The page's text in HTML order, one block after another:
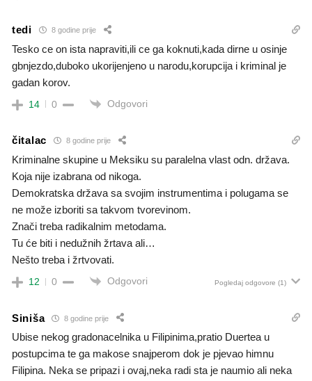
tedi 8 godine prije
Tesko ce on ista napraviti,ili ce ga koknuti,kada dirne u osinje
gbnjezdo,duboko ukorijenjeno u narodu,korupcija i kriminal je
gadan korov.
14 0 Odgovori
čitalac 8 godine prije
Kriminalne skupine u Meksiku su paralelna vlast odn. država.
Koja nije izabrana od nikoga.
Demokratska država sa svojim instrumentima i polugama se
ne može izboriti sa takvom tvorevinom.
Znači treba radikalnim metodama.
Tu će biti i nedužnih žrtava ali…
Nešto treba i žrtvovati.
12 0 Odgovori Pogledaj odgovore (1)
Siniša 8 godine prije
Ubise nekog gradonacelnika u Filipinima,pratio Duertea u
postupcima te ga makose snajperom dok je pjevao himnu
Filipina. Neka se pripazi i ovaj,neka radi sta je naumio ali neka